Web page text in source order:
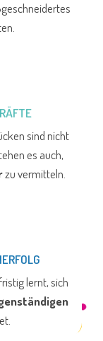
sind nicht
es auch,
zu vermitteln.
lernt, sich